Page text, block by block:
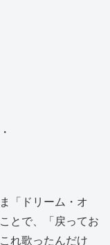
「ドリーム・オ
とで、「戻ってお
れ歌ったんだけ